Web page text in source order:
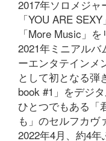
2017年ソロメジ
「YOU ARE
「More Music」を
2021年ミニアルバ
ーエンタテインメ
として初となる弾
book #1」をデジ
ひとつでもある「
も」のセルフカヴ
2022年4月、約4